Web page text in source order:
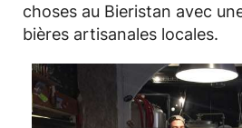
choses au Bieristan avec
bières artisanales locales.